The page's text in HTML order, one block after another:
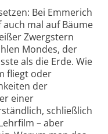
Bei Emmerich
mal auf Bäume
Zwergstern
Mondes, der
als die Erde. Wie
fliegt oder
der
einer
schließlich
– aber